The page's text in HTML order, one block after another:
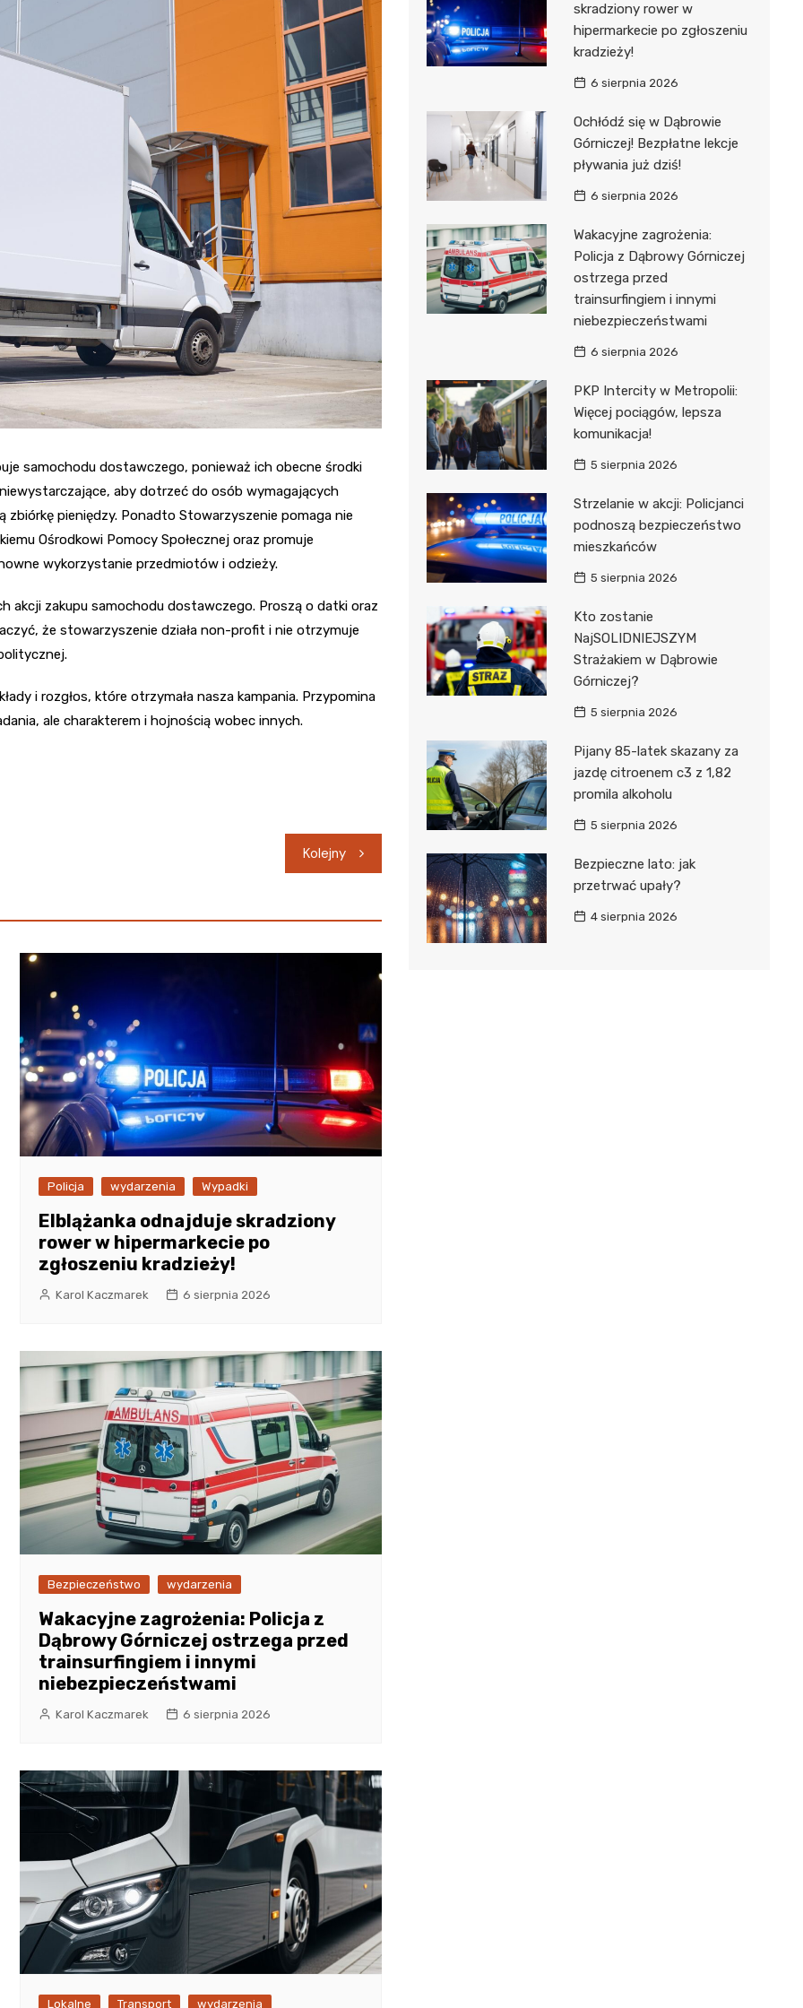
Poczta
Księgarnia
samochodu dostawczego, ponieważ ich obecne środki
aby dotrzeć do osób wymagających
pieniędzy. Ponadto Stowarzyszenie pomaga nie
Ośrodkowi Pomocy Społecznej oraz promuje
wykorzystanie przedmiotów i odzieży.
akcji zakupu samochodu dostawczego. Proszą o datki oraz
że stowarzyszenie działa non-profit i nie otrzymuje
i rozgłos, które otrzymała nasza kampania. Przypomina
ale charakterem i hojnością wobec innych.
Kolejny
Policja wydarzenia Wypadki
Elblążanka odnajduje skradziony
rower w hipermarkecie po
zgłoszeniu kradzieży!
Karol Kaczmarek 6 sierpnia 2026
Bezpieczeństwo wydarzenia
Wakacyjne zagrożenia: Policja z
Dąbrowy Górniczej ostrzega przed
trainsurfingiem i innymi
niebezpieczeństwami
Karol Kaczmarek 6 sierpnia 2026
Lokalne Transport wydarzenia
skradziony rower w
hipermarkecie po zgłoszeniu
kradzieży!
6 sierpnia 2026
Ochłódź się w Dąbrowie
Górniczej! Bezpłatne lekcje
pływania już dziś!
6 sierpnia 2026
Wakacyjne zagrożenia:
Policja z Dąbrowy Górniczej
ostrzega przed
trainsurfingiem i innymi
niebezpieczeństwami
6 sierpnia 2026
PKP Intercity w Metropolii:
Więcej pociągów, lepsza
komunikacja!
5 sierpnia 2026
Strzelanie w akcji: Policjanci
podnoszą bezpieczeństwo
mieszkańców
5 sierpnia 2026
Kto zostanie
NajSOLIDNIEJSZYM
Strażakiem w Dąbrowie
Górniczej?
5 sierpnia 2026
Pijany 85-latek skazany za
jazdę citroenem c3 z 1,82
promila alkoholu
5 sierpnia 2026
Bezpieczne lato: jak
przetrwać upały?
4 sierpnia 2026